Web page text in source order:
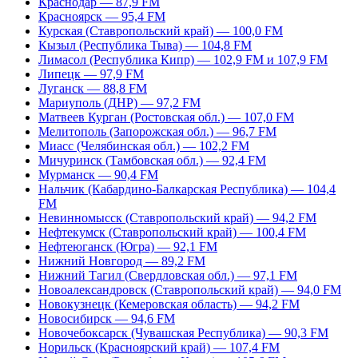
Красноярск — 95,4 FM
Курская (Ставропольский край) — 100,0 FM
Кызыл (Республика Тыва) — 104,8 FM
Лимасол (Республика Кипр) — 102,9 FM и 107,9 FM
Липецк — 97,9 FM
Луганск — 88,8 FM
Мариуполь (ДНР) — 97,2 FM
Матвеев Курган (Ростовская обл.) — 107,0 FM
Мелитополь (Запорожская обл.) — 96,7 FM
Миасс (Челябинская обл.) — 102,2 FM
Мичуринск (Тамбовская обл.) — 92,4 FM
Мурманск — 90,4 FM
Нальчик (Кабардино-Балкарская Республика) — 104,4
FM
Невинномысск (Ставропольский край) — 94,2 FM
Нефтекумск (Ставропольский край) — 100,4 FM
Нефтеюганск (Югра) — 92,1 FM
Нижний Новгород — 89,2 FM
Нижний Тагил (Свердловская обл.) — 97,1 FM
Новоалександровск (Ставропольский край) — 94,0 FM
Новокузнецк (Кемеровская область) — 94,2 FM
Новосибирск — 94,6 FM
Новочебоксарск (Чувашская Республика) — 90,3 FM
Норильск (Красноярский край) — 107,4 FM